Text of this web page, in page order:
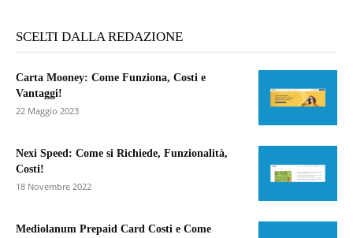
SCELTI DALLA REDAZIONE
Carta Mooney: Come Funziona, Costi e
Vantaggi!
22 Maggio 2023
Nexi Speed: Come si Richiede, Funzionalità,
Costi!
18 Novembre 2022
Mediolanum Prepaid Card Costi e Come